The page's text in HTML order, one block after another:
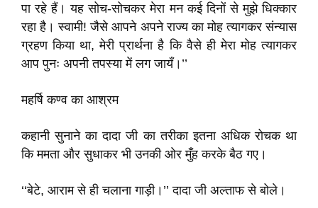
पा रहे हैं। यह सोच-सोचकर मेरा मन कई दिनों से मुझे धिक्कार
रहा है। स्वामी! जैसे आपने अपने राज्य का मोह त्यागकर संन्यास
ग्रहण किया था, मेरी प्रार्थना है कि वैसे ही मेरा मोह त्यागकर
आप पुनः अपनी तपस्या में लग जायँ।’’
महर्षि कण्व का आश्रम
कहानी सुनाने का दादा जी का तरीका इतना अधिक रोचक था
कि ममता और सुधाकर भी उनकी ओर मुँह करके बैठ गए।
‘‘बेटे, आराम से ही चलाना गाड़ी।’’ दादा जी अल्ताफ से बोले।